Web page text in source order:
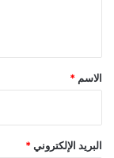
*
الاسم *
البريد الإلكتروني *